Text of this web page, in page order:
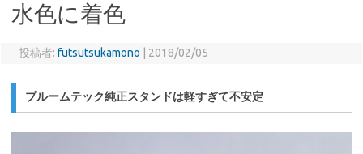
水色に着色
投稿者: futsutsukamono 2018/02/05
プルームテック純正スタンドは軽すぎて不安定